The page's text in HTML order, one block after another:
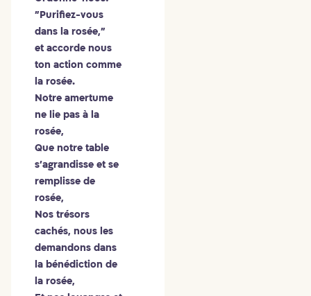
"Purifiez-vous
dans la rosée,"
et accorde nous
ton action comme
la rosée.
Notre amertume
ne lie pas à la
rosée,
Que notre table
s'agrandisse et se
remplisse de
rosée,
Nos trésors
cachés, nous les
demandons dans
la bénédiction de
la rosée,